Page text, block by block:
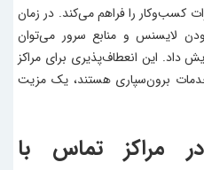
کسب‌وکار را فراهم می‌کند. در زمان
لایسنس و منابع سرور می‌توان
داد. این انعطاف‌پذیری برای مراکز
برون‌سپاری هستند، یک مزیت
مراکز تماس با